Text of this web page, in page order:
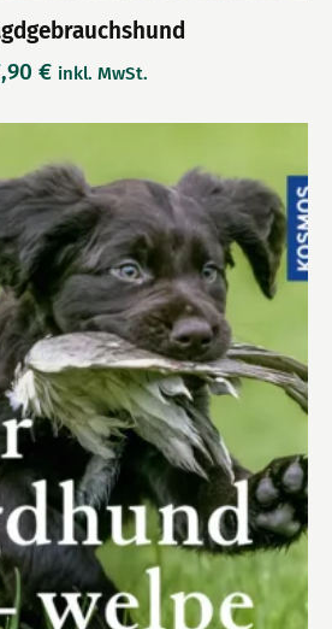
€ inkl. MwSt.